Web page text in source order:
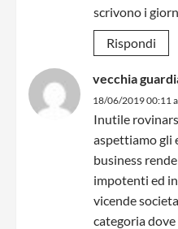
scrivono i
Rispondi
vecchia
18/06/2019 00:11
Inutile
aspettiamo gli
business
impotenti ed
vicende
categoria dove